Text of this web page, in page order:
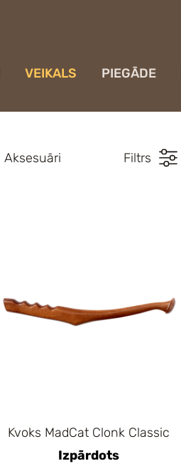
VEIKALS PIEGĀDE
Aksesuāri Filtrs
Kvoks MadCat Clonk Classic
Izpārdots